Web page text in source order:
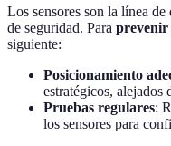
Los sensores son la línea
de seguridad. Para prevenir
siguiente:
Posicionamiento
estratégicos, alejados
Pruebas regulares:
los sensores para